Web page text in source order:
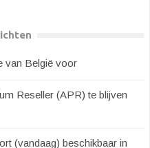
van België voor
Reseller (APR) te blijven
(vandaag) beschikbaar in